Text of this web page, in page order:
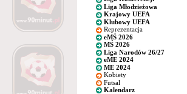
Liga Młodzieżowa
Krajowy UEFA
Klubowy UEFA
Reprezentacja
eMŚ 2026
MŚ 2026
Liga Narodów 26/27
eME 2024
ME 2024
Kobiety
Futsal
Kalendarz